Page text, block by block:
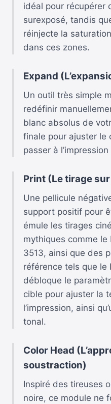
idéal pour récupérer
surexposé, tandis
réinjecte la
dans ces zones.
Expand
Un outil très simple
redéfinir
blanc absolus de
finale pour ajuster le
passer à
Print (Le tirage
Une pellicule
support positif pour
émule les tirages
mythiques comme le
3513, ainsi que des
référence tels que le
débloque le
cible pour ajuster la
l’impression, ainsi
tonal.
Color Head
soustraction)
Inspiré des tireuses
noire, ce module ne